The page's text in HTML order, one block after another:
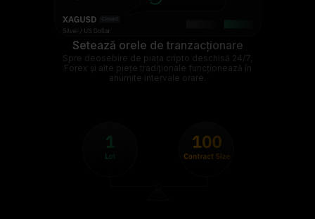
Setează orele de tranzacționare
Spre deosebire de piața cripto deschisă 24/7,
Forex și alte piețe tradiționale funcționează în
anumite intervale orare.